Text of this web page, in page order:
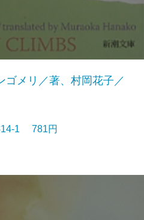
ゴメリ／著、村岡花子／
1 781円